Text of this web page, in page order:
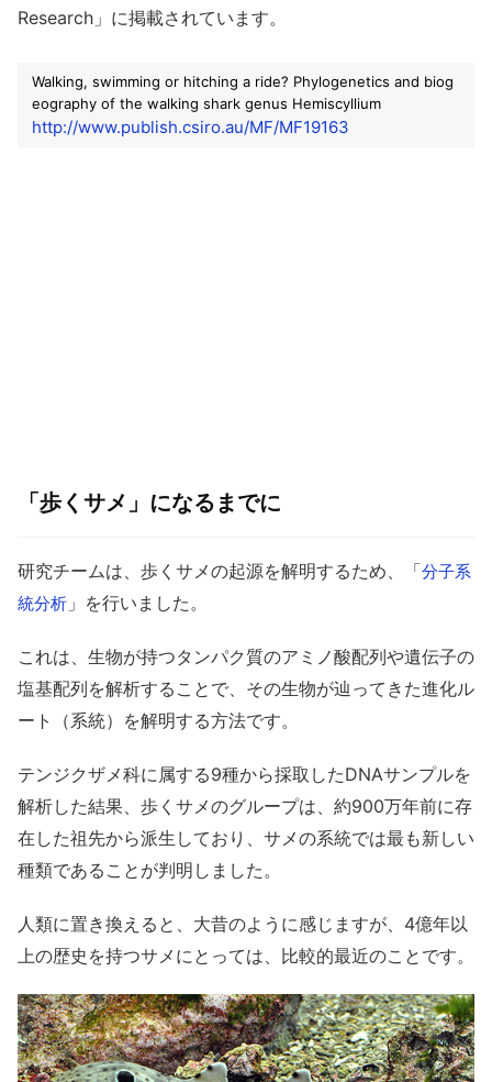
Research」に掲載されています。
Walking, swimming or hitching a ride? Phylogenetics and biog
eography of the walking shark genus Hemiscyllium
http://www.publish.csiro.au/MF/MF19163
「歩くサメ」になるまでに
研究チームは、歩くサメの起源を解明するため、「分子系
統分析 」を行いました。
これは、生物が持つタンパク質のアミノ酸配列や遺伝子の
塩基配列を解析することで、その生物が辿ってきた進化ル
ート（系統）を解明する方法です。
テンジクザメ科に属する9種から採取したDNAサンプルを
解析した結果、歩くサメのグループは、約900万年前に存
在した祖先から派生しており、サメの系統では最も新しい
種類であることが判明しました。
人類に置き換えると、大昔のように感じますが、4億年以
上の歴史を持つサメにとっては、比較的最近のことです。